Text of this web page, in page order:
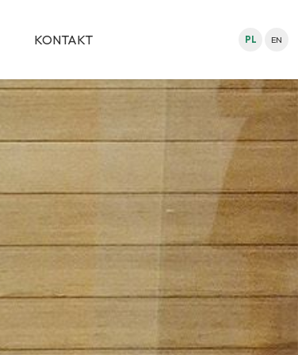
KONTAKT PL EN